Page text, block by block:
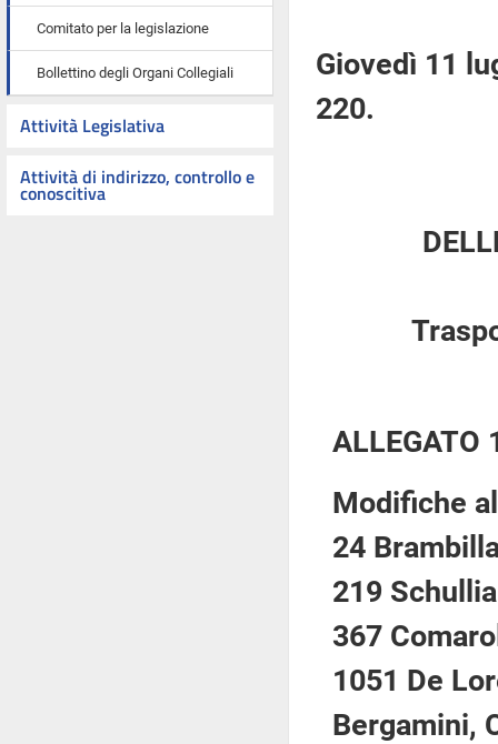
Comitato per la legislazione
Bollettino degli Organi Collegiali
Attività Legislativa
Attività di indirizzo, controllo e
conoscitiva
Giovedì 11
220.
ALLEGATO
Modifiche
24
219
367
1051 De
Bergamini,